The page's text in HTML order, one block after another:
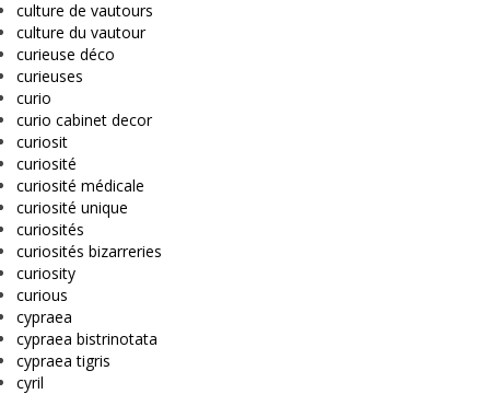
culture de vautours
culture du vautour
curieuse déco
curieuses
curio
curio cabinet decor
curiosit
curiosité
curiosité médicale
curiosité unique
curiosités
curiosités bizarreries
curiosity
curious
cypraea
cypraea bistrinotata
cypraea tigris
cyril